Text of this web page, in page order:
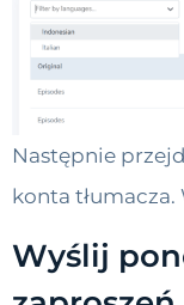
Następnie
konta
Wyślij